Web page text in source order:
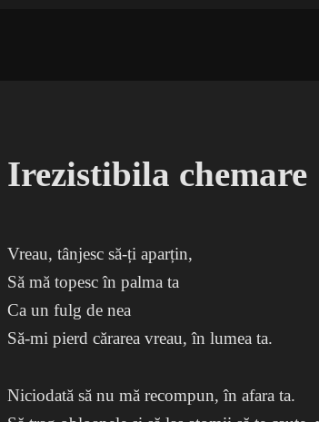
Irezistibila chemare
Vreau, tânjesc să-ți aparțin,
Să mă topesc în palma ta
Ca un fulg de nea
Să-mi pierd cărarea vreau, în lumea ta.
Niciodată să nu mă recompun, în afara ta.